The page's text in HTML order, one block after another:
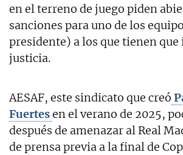
en el terreno de juego piden
sanciones para uno de los
presidente) a los que tienen
justicia.
AESAF, este sindicato que creó
Fuertesen el verano de 2025,
después de amenazar al Real
de prensa previa a la final de